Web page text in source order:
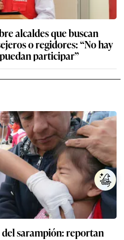
alcaldes que buscan
o regidores: “No hay
participar”
sarampión: reportan